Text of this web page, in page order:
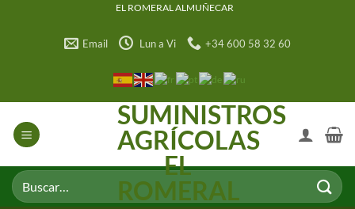
EL ROMERAL ALMUÑECAR
Email Lun a Vi +34 600 58 32 60
SUMINISTROS
AGRÍCOLAS
EL
ROMERAL
Buscar
por: